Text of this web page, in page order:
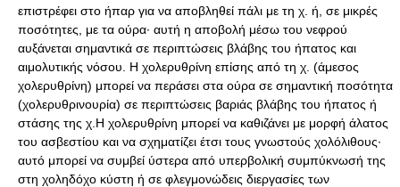
επιστρέφει στο ήπαρ για να αποβληθεί πάλι με τη χ. ή, σε μικρές
ποσότητες, με τα ούρα· αυτή η αποβολή μέσω του νεφρού
αυξάνεται σημαντικά σε περιπτώσεις βλάβης του ήπατος και
αιμολυτικής νόσου. Η χολερυθρίνη επίσης από τη χ. (άμεσος
χολερυθρίνη) μπορεί να περάσει στα ούρα σε σημαντική ποσότητα
(χολερυθρινουρία) σε περιπτώσεις βαριάς βλάβης του ήπατος ή
στάσης της χ.Η χολερυθρίνη μπορεί να καθιζάνει με μορφή άλατος
του ασβεστίου και να σχηματίζει έτσι τους γνωστούς χολόλιθους·
αυτό μπορεί να συμβεί ύστερα από υπερβολική συμπύκνωσή της
στη χοληδόχο κύστη ή σε φλεγμονώδεις διεργασίες των